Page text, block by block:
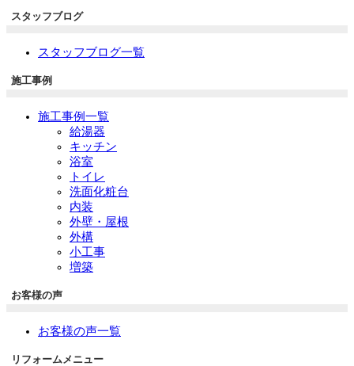
スタッフブログ
スタッフブログ一覧
施工事例
施工事例一覧
給湯器
キッチン
浴室
トイレ
洗面化粧台
内装
外壁・屋根
外構
小工事
増築
お客様の声
お客様の声一覧
リフォームメニュー